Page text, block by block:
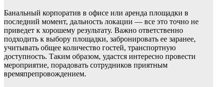
Банальный корпоратив в офисе или аренда площадки в
последний момент, дальность локации — все это точно не
приведет к хорошему результату. Важно ответственно
подходить к выбору площадки, забронировать ее заранее,
учитывать общее количество гостей, транспортную
доступность. Таким образом, удастся интересно провести
мероприятие, порадовать сотрудников приятным
времяпрепровождением.